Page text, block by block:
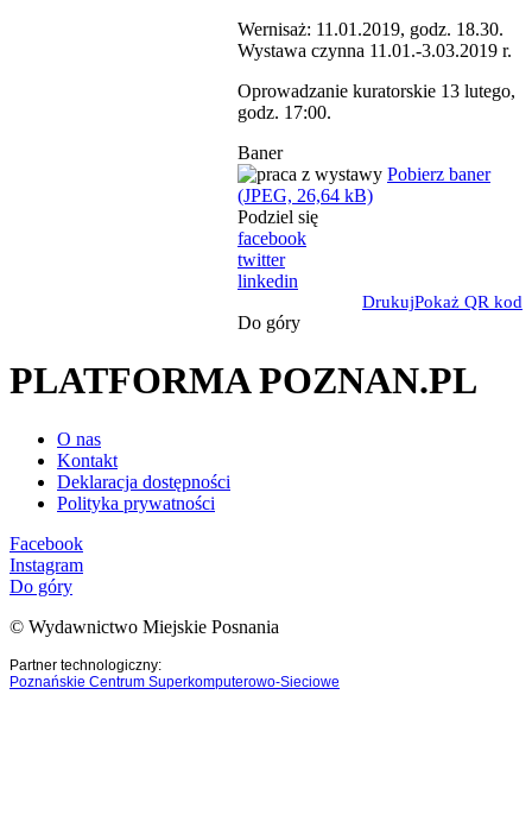
Wernisaż: 11.01.2019, godz. 18.30.
Wystawa czynna 11.01.-3.03.2019 r.
Oprowadzanie kuratorskie 13 lutego,
godz. 17:00.
Baner
Pobierz baner
(JPEG, 26,64 kB)
Podziel się
facebook
twitter
linkedin
DrukujPokaż QR kod
Do góry
PLATFORMA POZNAN.PL
O nas
Kontakt
Deklaracja dostępności
Polityka prywatności
Facebook
Instagram
Do góry
© Wydawnictwo Miejskie Posnania
Partner technologiczny:
Poznańskie Centrum Superkomputerowo-Sieciowe